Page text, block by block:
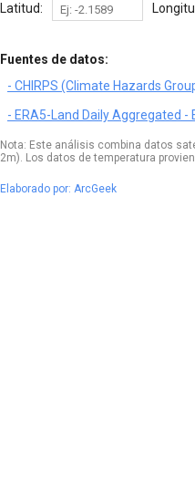
Latitud:
Fuentes de datos:
- CHIRPS (Climate Hazards
- ERA5-Land Daily Aggregated -
Nota: Este análisis combina datos
2m). Los datos de temperatura
Elaborado por: ArcGeek